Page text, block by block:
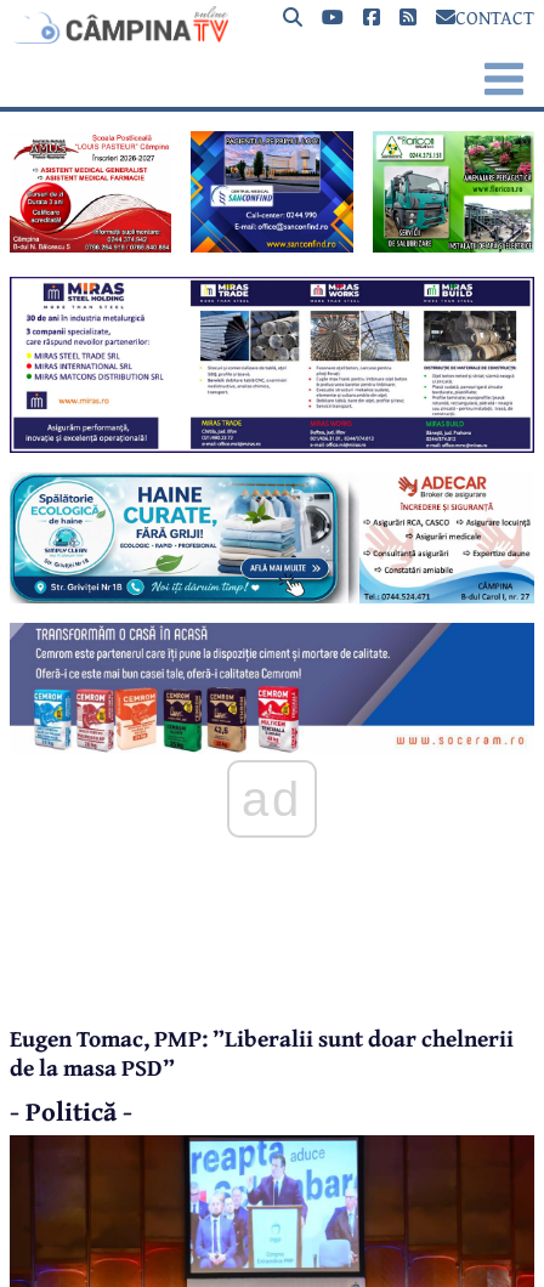
CONTACT
ad
Eugen Tomac, PMP: ”Liberalii sunt doar chelnerii
de la masa PSD”
- Politică -